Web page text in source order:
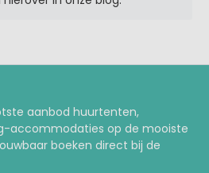
aanbod huurtenten,
accommodaties op de mooiste
boeken direct bij de